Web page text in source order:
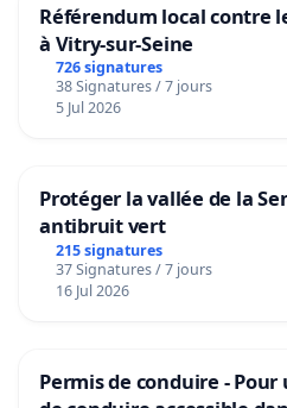
Référendum local contre
à Vitry-sur-Seine
726 signatures
38 Signatures / 7 jours
5 Jul 2026
Protéger la vallée de la
antibruit vert
215 signatures
37 Signatures / 7 jours
16 Jul 2026
Permis de conduire -